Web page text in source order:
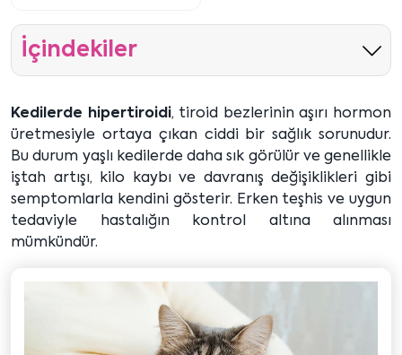
İçindekiler
Kedilerde hipertiroidi, tiroid bezlerinin aşırı hormon
üretmesiyle ortaya çıkan ciddi bir sağlık sorunudur.
Bu durum yaşlı kedilerde daha sık görülür ve genellikle
iştah artışı, kilo kaybı ve davranış değişiklikleri gibi
semptomlarla kendini gösterir. Erken teşhis ve uygun
tedaviyle hastalığın kontrol altına alınması
mümkündür.